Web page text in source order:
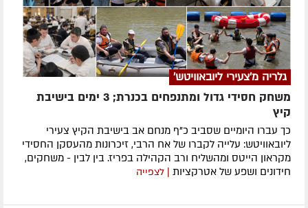
גלריה מ'צעירי ליובאוויטש'
משחק חסידי גדול ומתנפחים בכנרת; 3 ימים בישיבת
קיץ
כך עברו היומיים שסביב כ"ף מנחם אב בישיבת הקיץ צעירי
ליובאוויטש: עלייה לקברו של אח הרבי, זיכרונות מהעסקן החסידי
מקראון הייטס ומהשליח ורב הקהילה בפריז. בין לבין - משחקים,
חידונים ושפע של אטרקציות | לצפייה